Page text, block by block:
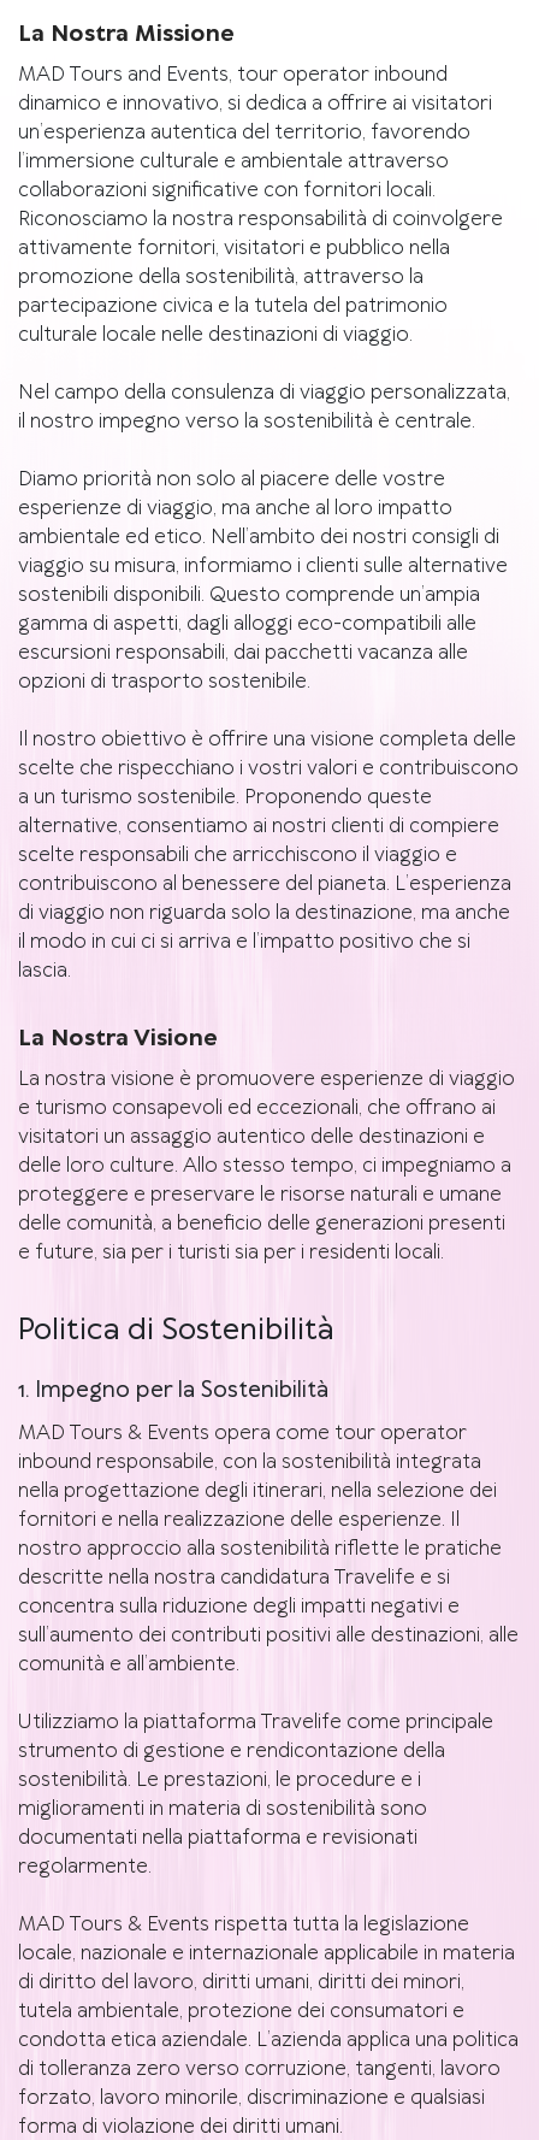
La Nostra Missione
MAD Tours and Events, tour operator inbound
dinamico e innovativo, si dedica a offrire ai visitatori
un’esperienza autentica del territorio, favorendo
l’immersione culturale e ambientale attraverso
collaborazioni significative con fornitori locali.
Riconosciamo la nostra responsabilità di coinvolgere
attivamente fornitori, visitatori e pubblico nella
promozione della sostenibilità, attraverso la
partecipazione civica e la tutela del patrimonio
culturale locale nelle destinazioni di viaggio.
Nel campo della consulenza di viaggio personalizzata,
il nostro impegno verso la sostenibilità è centrale.
Diamo priorità non solo al piacere delle vostre
esperienze di viaggio, ma anche al loro impatto
ambientale ed etico. Nell’ambito dei nostri consigli di
viaggio su misura, informiamo i clienti sulle alternative
sostenibili disponibili. Questo comprende un’ampia
gamma di aspetti, dagli alloggi eco-compatibili alle
escursioni responsabili, dai pacchetti vacanza alle
opzioni di trasporto sostenibile.
Il nostro obiettivo è offrire una visione completa delle
scelte che rispecchiano i vostri valori e contribuiscono
a un turismo sostenibile. Proponendo queste
alternative, consentiamo ai nostri clienti di compiere
scelte responsabili che arricchiscono il viaggio e
contribuiscono al benessere del pianeta. L’esperienza
di viaggio non riguarda solo la destinazione, ma anche
il modo in cui ci si arriva e l’impatto positivo che si
lascia.
La Nostra Visione
La nostra visione è promuovere esperienze di viaggio
e turismo consapevoli ed eccezionali, che offrano ai
visitatori un assaggio autentico delle destinazioni e
delle loro culture. Allo stesso tempo, ci impegniamo a
proteggere e preservare le risorse naturali e umane
delle comunità, a beneficio delle generazioni presenti
e future, sia per i turisti sia per i residenti locali.
Politica di Sostenibilità
1. Impegno per la Sostenibilità
MAD Tours & Events opera come tour operator
inbound responsabile, con la sostenibilità integrata
nella progettazione degli itinerari, nella selezione dei
fornitori e nella realizzazione delle esperienze. Il
nostro approccio alla sostenibilità riflette le pratiche
descritte nella nostra candidatura Travelife e si
concentra sulla riduzione degli impatti negativi e
sull’aumento dei contributi positivi alle destinazioni, alle
comunità e all’ambiente.
Utilizziamo la piattaforma Travelife come principale
strumento di gestione e rendicontazione della
sostenibilità. Le prestazioni, le procedure e i
miglioramenti in materia di sostenibilità sono
documentati nella piattaforma e revisionati
regolarmente.
MAD Tours & Events rispetta tutta la legislazione
locale, nazionale e internazionale applicabile in materia
di diritto del lavoro, diritti umani, diritti dei minori,
tutela ambientale, protezione dei consumatori e
condotta etica aziendale. L’azienda applica una politica
di tolleranza zero verso corruzione, tangenti, lavoro
forzato, lavoro minorile, discriminazione e qualsiasi
forma di violazione dei diritti umani.